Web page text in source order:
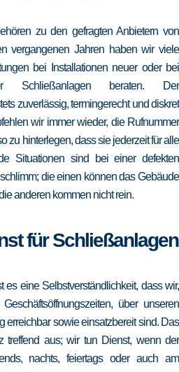
zu den gefragten Anbietern von
vergangenen Jahren haben wir viele
bei Installationen neuer oder bei
Schließanlagen beraten. Der
zuverlässig, termingerecht und diskret
wir immer wieder, die Rufnummer
zu hinterlegen, dass sie jederzeit für alle
Situationen sind bei einer defekten
die einen können das Gebäude
anderen kommen nicht rein.
für Schließanlagen
es eine Selbstverständlichkeit, dass wir,
über unseren
erreichbar sowie einsatzbereit sind. Das
treffend aus; wir tun Dienst, wenn der
nachts, feiertags oder auch am